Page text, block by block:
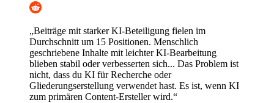
„Beiträge mit starker KI-Beteiligung fielen im
Durchschnitt um 15 Positionen. Menschlich
geschriebene Inhalte mit leichter KI-Bearbeitung
blieben stabil oder verbesserten sich... Das Problem ist
nicht, dass du KI für Recherche oder
Gliederungserstellung verwendet hast. Es ist, wenn KI
zum primären Content-Ersteller wird.“